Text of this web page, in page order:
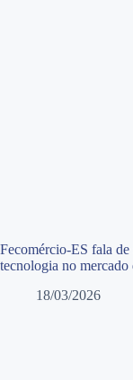
Fecomércio-ES fala
tecnologia no
18/03/2026